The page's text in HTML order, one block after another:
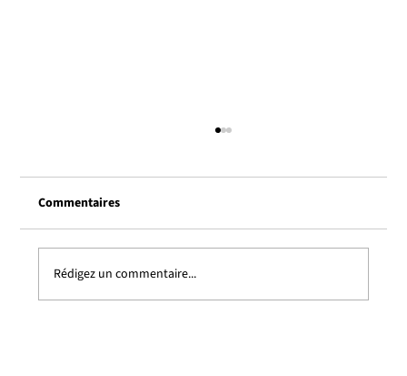
Commentaires
Rédigez un commentaire...